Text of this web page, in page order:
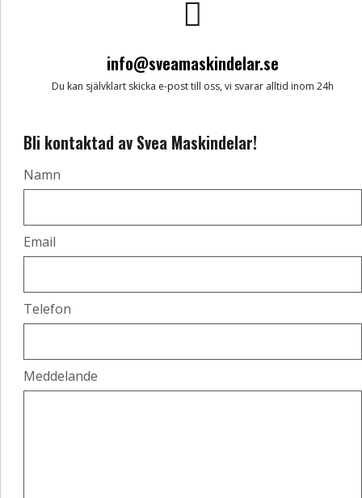
info@sveamaskindelar.se
Du kan självklart skicka e-post till oss, vi svarar alltid inom 24h
Bli kontaktad av Svea Maskindelar!
Namn
Email
Telefon
Meddelande